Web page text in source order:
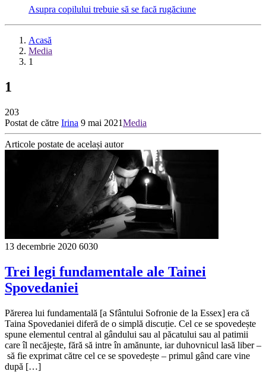
Asupra copilului trebuie să se facă rugăciune
Acasă
Media
1
1
203
Postat de către Irina 9 mai 2021Media
Articole postate de același autor
13 decembrie 2020 6030
Trei legi fundamentale ale Tainei
Spoveda­niei
Părerea lui fundamentală [a Sfântului Sofronie de la Essex] era că
Taina Spovedaniei diferă de o simplă dis­cuție. Cel ce se spovedește
spune elementul central al gândului sau al păcatu­lui sau al patimii
care îl necăjește, fără să intre în amănunte, iar duhovnicul lasă liber –
să fie exprimat către cel ce se spovedește – primul gând care vine
după […]